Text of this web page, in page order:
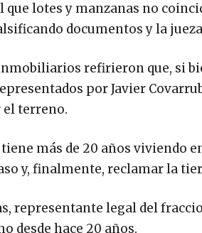
lotes y manzanas no
documentos y la
refirieron que, si
por Javier
terreno.
tiene más de 20 años viviendo
y, finalmente, reclamar la
representante legal del
desde hace 20 años.